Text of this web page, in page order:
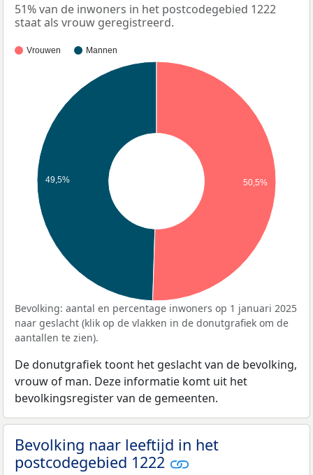
51% van de inwoners in het postcodegebied 1222
staat als vrouw geregistreerd.
Vrouwen Mannen
49,5% 50,5%
Bevolking: aantal en percentage inwoners op 1 januari 2025
naar geslacht (klik op de vlakken in de donutgrafiek om de
aantallen te zien).
De donutgrafiek toont het geslacht van de bevolking,
vrouw of man. Deze informatie komt uit het
bevolkingsregister van de gemeenten.
Bevolking naar leeftijd in het
postcodegebied 1222